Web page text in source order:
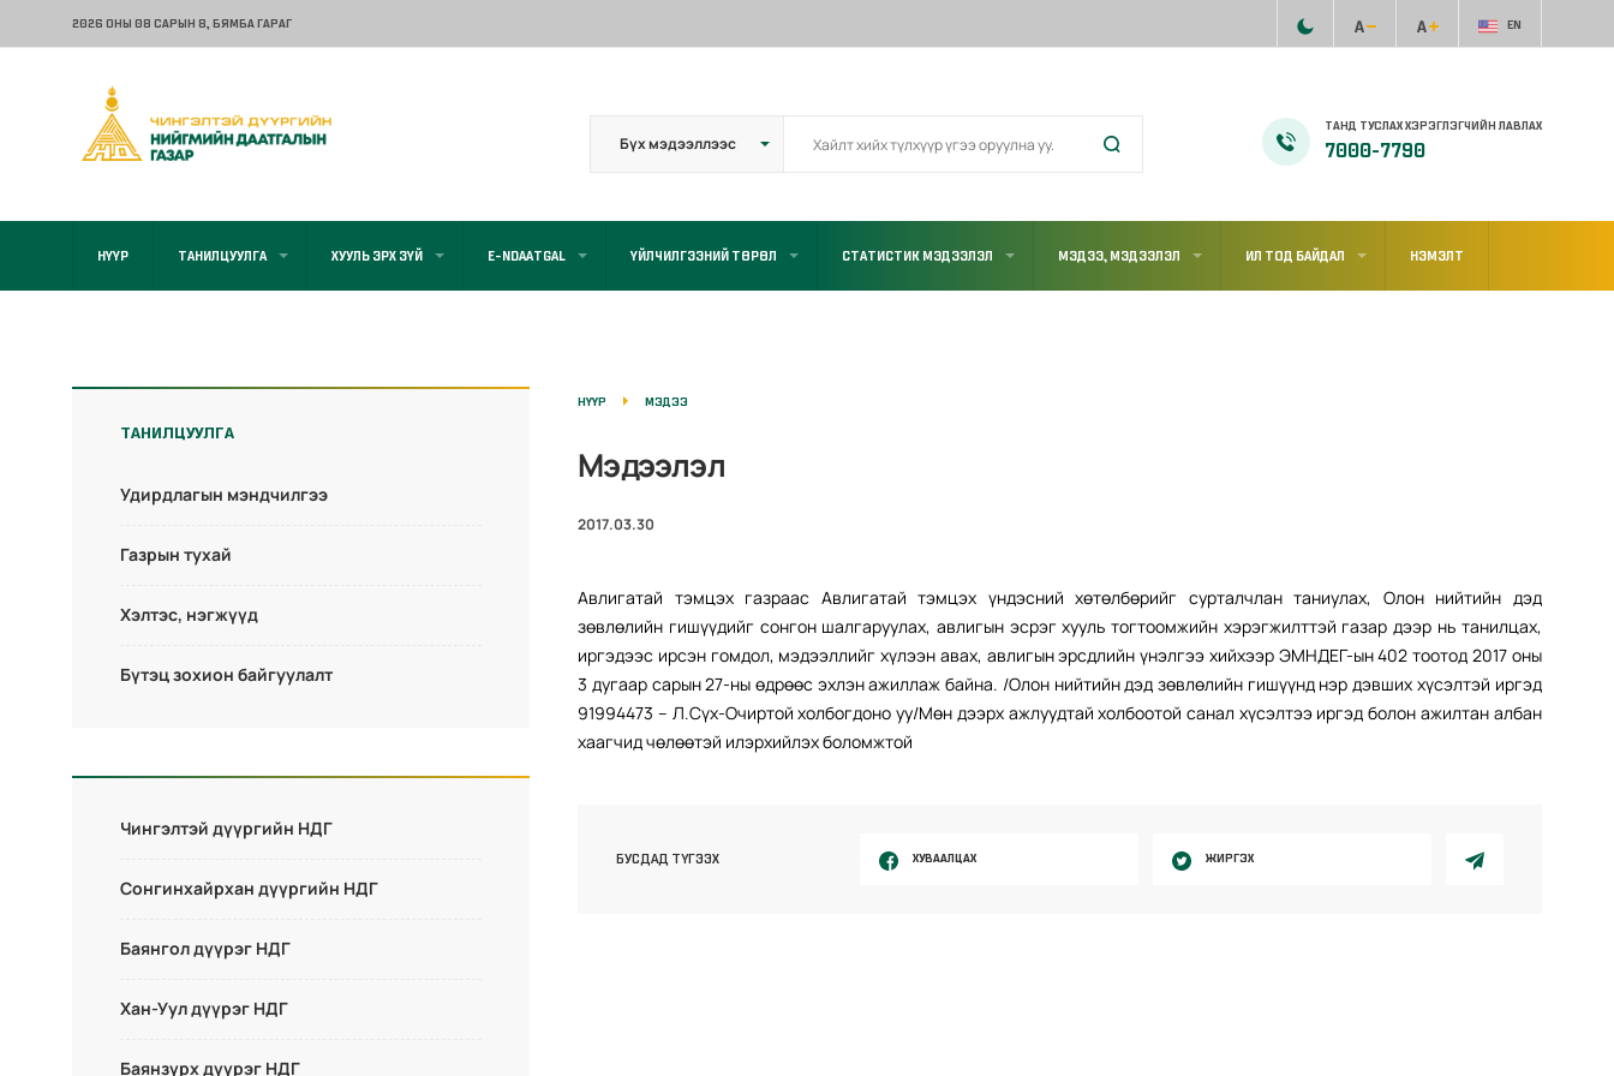
2026 ОНЫ 08 САРЫН 8, БЯМБА ГАРАГ EN
ТАНД ТУСЛАХ ХЭРЭГЛЭГЧИЙН ЛАВЛАХ
7000-7790
НҮҮР ТАНИЛЦУУЛГА ХУУЛЬ ЭРХ ЗҮЙ E-NDAATGAL ҮЙЛЧИЛГЭЭНИЙ ТӨРӨЛ СТАТИСТИК МЭДЭЭЛЭЛ МЭДЭЭ, МЭДЭЭЛЭЛ ИЛ ТОД БАЙДАЛ НЭМЭЛТ
ТАНИЛЦУУЛГА
Удирдлагын мэндчилгээ
Газрын тухай
Хэлтэс, нэгжүүд
Бүтэц зохион байгуулалт
Чингэлтэй дүүргийн НДГ
Сонгинхайрхан дүүргийн НДГ
Баянгол дүүрэг НДГ
Хан-Уул дүүрэг НДГ
Баянзүрх дүүрэг НДГ
НҮҮР МЭДЭЭ
Мэдээлэл
2017.03.30
Авлигатай тэмцэх газраас Авлигатай тэмцэх үндэсний хөтөлбөрийг сурталчлан таниулах, Олон нийтийн дэд
зөвлөлийн гишүүдийг сонгон шалгаруулах, авлигын эсрэг хууль тогтоомжийн хэрэгжилттэй газар дээр нь танилцах,
иргэдээс ирсэн гомдол, мэдээллийг хүлээн авах, авлигын эрсдлийн үнэлгээ хийхээр ЭМНДЕГ-ын 402 тоотод 2017 оны
3 дугаар сарын 27-ны өдрөөс эхлэн ажиллаж байна. /Олон нийтийн дэд зөвлөлийн гишүүнд нэр дэвших хүсэлтэй иргэд
91994473 – Л.Сүх-Очиртой холбогдоно уу/Мөн дээрх ажлуудтай холбоотой санал хүсэлтээ иргэд болон ажилтан албан
хаагчид чөлөөтэй илэрхийлэх боломжтой
БУСДАД ТҮГЭЭХ ХУВААЛЦАХ ЖИРГЭХ